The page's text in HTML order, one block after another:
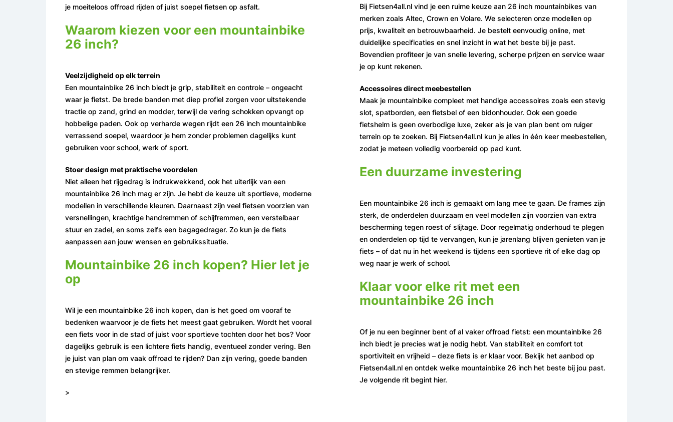
je moeiteloos offroad rijden of juist soepel fietsen op asfalt.
Waarom kiezen voor een mountainbike
26 inch?
Veelzijdigheid op elk terrein
Een mountainbike 26 inch biedt je grip, stabiliteit en controle – ongeacht
waar je fietst. De brede banden met diep profiel zorgen voor uitstekende
tractie op zand, grind en modder, terwijl de vering schokken opvangt op
hobbelige paden. Ook op verharde wegen rijdt een 26 inch mountainbike
verrassend soepel, waardoor je hem zonder problemen dagelijks kunt
gebruiken voor school, werk of sport.
Stoer design met praktische voordelen
Niet alleen het rijgedrag is indrukwekkend, ook het uiterlijk van een
mountainbike 26 inch mag er zijn. Je hebt de keuze uit sportieve, moderne
modellen in verschillende kleuren. Daarnaast zijn veel fietsen voorzien van
versnellingen, krachtige handremmen of schijfremmen, een verstelbaar
stuur en zadel, en soms zelfs een bagagedrager. Zo kun je de fiets
aanpassen aan jouw wensen en gebruikssituatie.
Mountainbike 26 inch kopen? Hier let je
op
Wil je een mountainbike 26 inch kopen, dan is het goed om vooraf te
bedenken waarvoor je de fiets het meest gaat gebruiken. Wordt het vooral
een fiets voor in de stad of juist voor sportieve tochten door het bos? Voor
dagelijks gebruik is een lichtere fiets handig, eventueel zonder vering. Ben
je juist van plan om vaak offroad te rijden? Dan zijn vering, goede banden
en stevige remmen belangrijker.
>
Bij Fietsen4all.nl vind je een ruime keuze aan 26 inch mountainbikes van
merken zoals Altec, Crown en Volare. We selecteren onze modellen op
prijs, kwaliteit en betrouwbaarheid. Je bestelt eenvoudig online, met
duidelijke specificaties en snel inzicht in wat het beste bij je past.
Bovendien profiteer je van snelle levering, scherpe prijzen en service waar
je op kunt rekenen.
Accessoires direct meebestellen
Maak je mountainbike compleet met handige accessoires zoals een stevig
slot, spatborden, een fietsbel of een bidonhouder. Ook een goede
fietshelm is geen overbodige luxe, zeker als je van plan bent om ruiger
terrein op te zoeken. Bij Fietsen4all.nl kun je alles in één keer meebestellen,
zodat je meteen volledig voorbereid op pad kunt.
Een duurzame investering
Een mountainbike 26 inch is gemaakt om lang mee te gaan. De frames zijn
sterk, de onderdelen duurzaam en veel modellen zijn voorzien van extra
bescherming tegen roest of slijtage. Door regelmatig onderhoud te plegen
en onderdelen op tijd te vervangen, kun je jarenlang blijven genieten van je
fiets – of dat nu in het weekend is tijdens een sportieve rit of elke dag op
weg naar je werk of school.
Klaar voor elke rit met een
mountainbike 26 inch
Of je nu een beginner bent of al vaker offroad fietst: een mountainbike 26
inch biedt je precies wat je nodig hebt. Van stabiliteit en comfort tot
sportiviteit en vrijheid – deze fiets is er klaar voor. Bekijk het aanbod op
Fietsen4all.nl en ontdek welke mountainbike 26 inch het beste bij jou past.
Je volgende rit begint hier.